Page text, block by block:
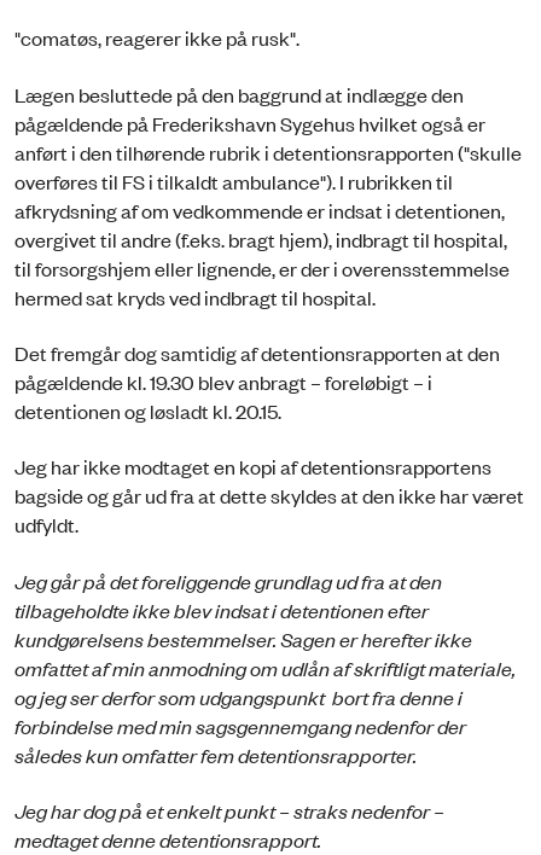
"comatøs, reagerer ikke på rusk".
Lægen besluttede på den baggrund at indlægge den
pågældende på Frederikshavn Sygehus hvilket også er
anført i den tilhørende rubrik i detentionsrapporten ("skulle
overføres til FS i tilkaldt ambulance"). I rubrikken til
afkrydsning af om vedkommende er indsat i detentionen,
overgivet til andre (f.eks. bragt hjem), indbragt til hospital,
til forsorgshjem eller lignende, er der i overensstemmelse
hermed sat kryds ved indbragt til hospital.
Det fremgår dog samtidig af detentionsrapporten at den
pågældende kl. 19.30 blev anbragt – foreløbigt – i
detentionen og løsladt kl. 20.15.
Jeg har ikke modtaget en kopi af detentionsrapportens
bagside og går ud fra at dette skyldes at den ikke har været
udfyldt.
Jeg går på det foreliggende grundlag ud fra at den
tilbageholdte ikke blev indsat i detentionen efter
kundgørelsens bestemmelser. Sagen er herefter ikke
omfattet af min anmodning om udlån af skriftligt materiale,
og jeg ser derfor som udgangspunkt bort fra denne i
forbindelse med min sagsgennemgang nedenfor der
således kun omfatter fem detentionsrapporter.
Jeg har dog på et enkelt punkt – straks nedenfor –
medtaget denne detentionsrapport.